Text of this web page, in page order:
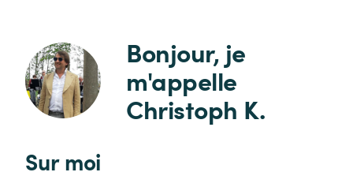
Bonjour, je
m'appelle
Christoph K.
Sur moi